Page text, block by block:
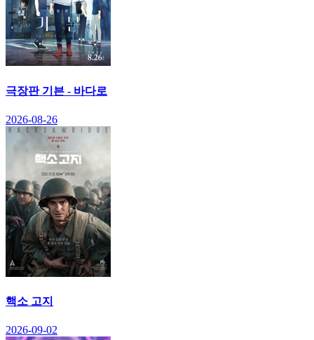
극장판 기븐 - 바다로
2026-08-26
핵소 고지
2026-09-02